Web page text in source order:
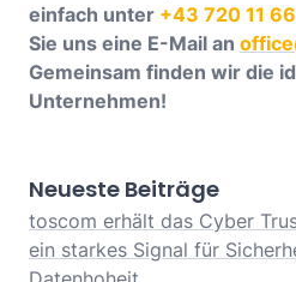
einfach unter +43 720 11
Sie uns eine E-Mail an
Gemeinsam finden wir die
Unternehmen!
Neueste Beiträge
toscom erhält das Cyber
ein starkes Signal für